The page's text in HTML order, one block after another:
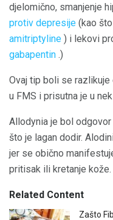
djelomično, smanjenje
protiv depresije (kao
amitriptyline ) i lekovi
gabapentin .)
Ovaj tip boli se razlikuje
u FMS i prisutna je u
Allodynia je bol
što je lagan dodir.
jer se obično
pritisak ili kretanje kože.
Related Content
Zašto